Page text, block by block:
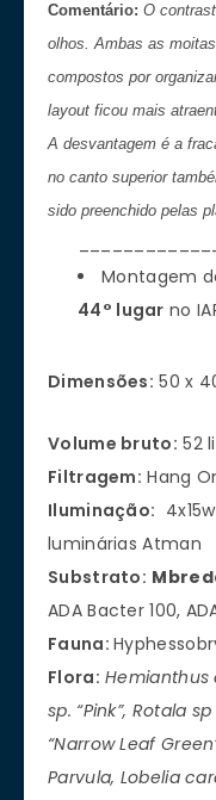
Comentário: O
olhos. Ambas as
compostos por
layout ficou mais
A desvantagem é a
no canto superior
sido preenchido pelas
Montagem
44° lugar no
Dimensões: 50 x
Volume bruto: 52
Filtragem: Hang
Iluminação:
luminárias Atman
Substrato:
ADA Bacter 100,
Fauna:
Flora: Hemianthus
sp. “Pink”, Rotala
“Narrow Leaf
Parvula, Lobelia